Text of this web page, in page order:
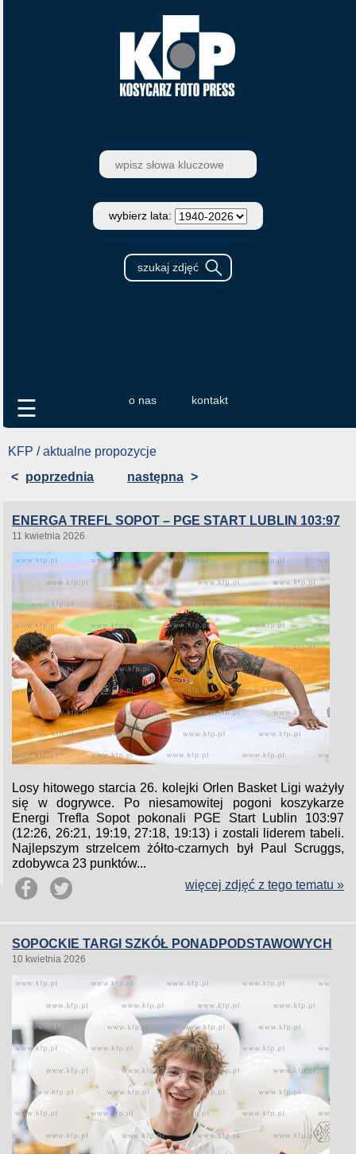
wybierz lata:
o nas kontakt
☰
KFP / aktualne propozycje
< poprzednia następna >
ENERGA TREFL SOPOT – PGE START LUBLIN 103:97
11 kwietnia 2026
Losy hitowego starcia 26. kolejki Orlen Basket Ligi ważyły
się w dogrywce. Po niesamowitej pogoni koszykarze
Energi Trefla Sopot pokonali PGE Start Lublin 103:97
(12:26, 26:21, 19:19, 27:18, 19:13) i zostali liderem tabeli.
Najlepszym strzelcem żółto-czarnych był Paul Scruggs,
zdobywca 23 punktów...
więcej zdjęć z tego tematu »
SOPOCKIE TARGI SZKÓŁ PONADPODSTAWOWYCH
10 kwietnia 2026